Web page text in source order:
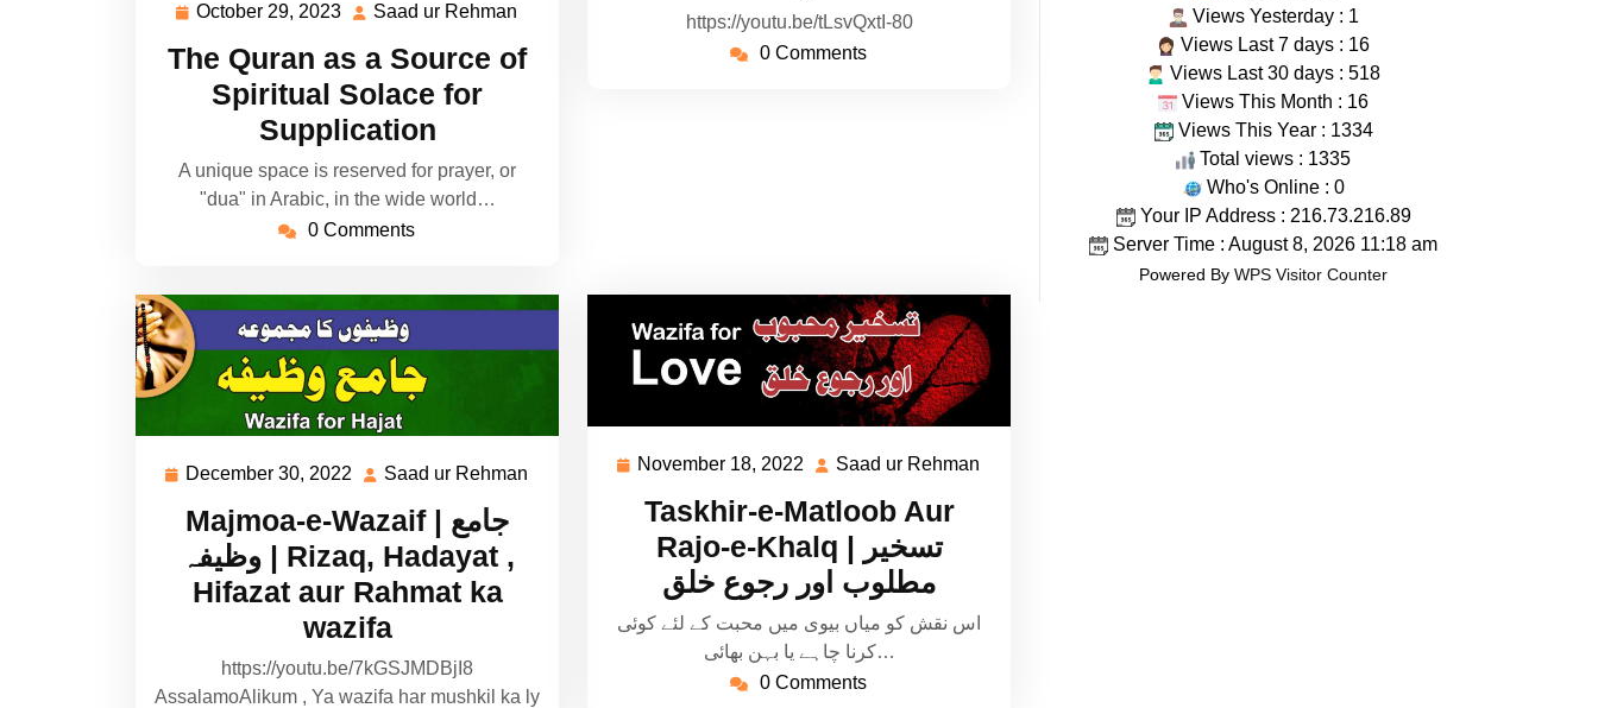
October 29, 2023 October
2023
Saad ur Rehman
Rehman
The Quran as a Source of
Spiritual Solace for
Supplication
A unique space is reserved for prayer, or
"dua" in Arabic, in the wide world…
0 Comments
https://youtu.be/tLsvQxtI-80
0 Comments
December 30, 2022 December
2022
Saad ur Rehman
Majmoa-e-Wazaif | جامع
وظیفہ | Rizaq, Hadayat ,
Hifazat aur Rahmat ka
wazifa
https://youtu.be/7kGSJMDBjI8
AssalamoAlikum , Ya wazifa har mushkil ka ly
November 18, 2022 November
2022
Saad ur Rehman
Taskhir-e-Matloob Aur
Rajo-e-Khalq | تسخیر
مطلوب اور رجوع خلق
اس نقش کو میاں بیوی میں محبت کے لئے کوئی
کرنا چاہے یا بہن بھائی…
0 Comments
Views Yesterday : 1
Views Last 7 days : 16
Views Last 30 days : 518
Views This Month : 16
Views This Year : 1334
Total views : 1335
Who's Online : 0
Your IP Address : 216.73.216.89
Server Time : August 8, 2026 11:18 am
Powered By WPS Visitor Counter